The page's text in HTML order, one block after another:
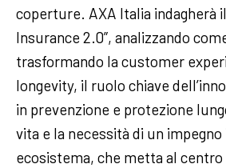
coperture. AXA Italia indagherà
Insurance 2.0”, analizzando
trasformando la customer
longevity, il ruolo chiave
in prevenzione e protezione
vita e la necessità di un impegno
ecosistema, che metta al centro